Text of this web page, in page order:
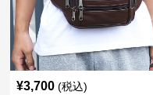
¥3,700 (税込)